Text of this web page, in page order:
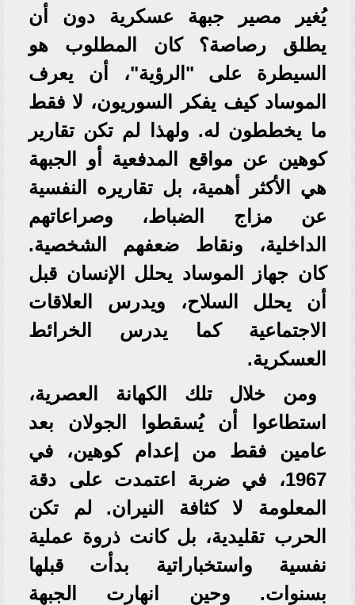
يُغير مصير جبهة عسكرية دون أن
يطلق رصاصة؟ كان المطلوب هو
السيطرة على "الرؤية"، أن يعرف
الموساد كيف يفكر السوريون، لا فقط
ما يخططون له. ولهذا لم تكن تقارير
كوهين عن مواقع المدفعية أو الجبهة
هي الأكثر أهمية، بل تقاريره النفسية
عن مزاج الضباط، وصراعاتهم
الداخلية، ونقاط ضعفهم الشخصية.
كان جهاز الموساد يحلل الإنسان قبل
أن يحلل السلاح، ويدرس العلاقات
الاجتماعية كما يدرس الخرائط
العسكرية.
ومن خلال تلك الكهانة العصرية،
استطاعوا أن يُسقطوا الجولان بعد
عامين فقط من إعدام كوهين، في
1967، في ضربة اعتمدت على دقة
المعلومة لا كثافة النيران. لم تكن
الحرب تقليدية، بل كانت ذروة عملية
نفسية واستخباراتية بدأت قبلها
بسنوات. وحين انهارت الجبهة